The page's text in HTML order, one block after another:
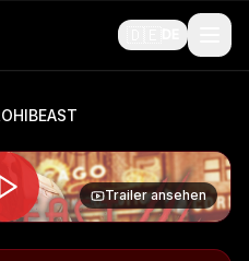
Trailer ansehen